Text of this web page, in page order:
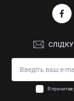
Я прочитав